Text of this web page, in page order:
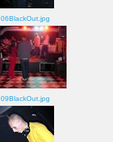
06BlackOut.jpg
09BlackOut.jpg